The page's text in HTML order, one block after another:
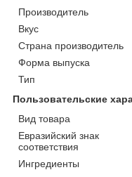
Производитель
Вкус
Страна производитель
Форма выпуска
Тип
Пользовательские
Вид товара
Евразийский знак
соответствия
Ингредиенты